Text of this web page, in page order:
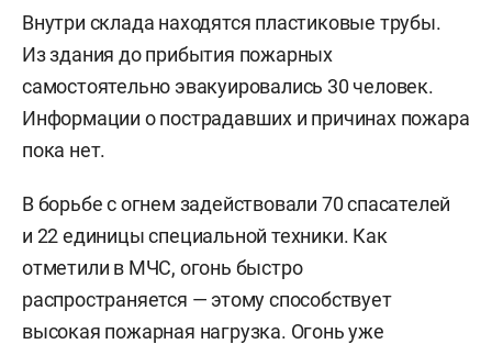
Внутри склада находятся пластиковые трубы.
Из здания до прибытия пожарных
самостоятельно эвакуировались 30 человек.
Информации о пострадавших и причинах пожара
пока нет.
В борьбе с огнем задействовали 70 спасателей
и 22 единицы специальной техники. Как
отметили в МЧС, огонь быстро
распространяется — этому способствует
высокая пожарная нагрузка. Огонь уже